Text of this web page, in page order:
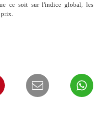
ce soit sur l'indice global, les
prix.